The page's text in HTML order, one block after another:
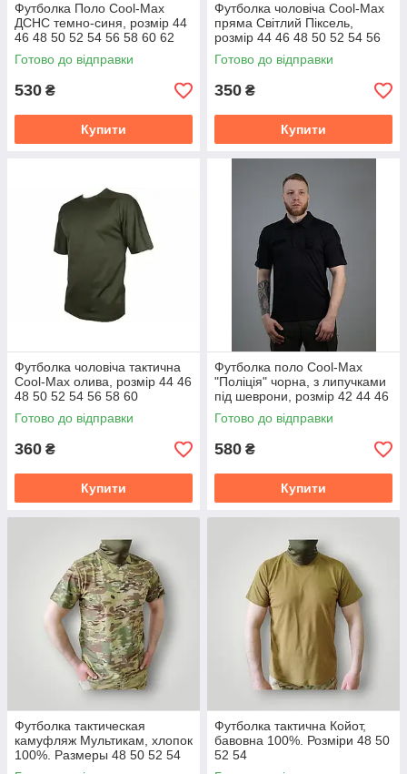
Футболка Поло Cool-Max
ДСНС темно-синя, розмір 44
46 48 50 52 54 56 58 60 62
Готово до відправки
530 ₴
Купити
Футболка чоловіча Cool-Max
пряма Світлий Піксель,
розмір 44 46 48 50 52 54 56
58 60
Готово до відправки
350 ₴
Купити
Футболка чоловіча тактична
Cool-Max олива, розмір 44 46
48 50 52 54 56 58 60
Готово до відправки
360 ₴
Купити
Футболка поло Cool-Max
"Поліція" чорна, з липучками
під шеврони, розмір 42 44 46
48 50 52 54 56 58 60 62
Готово до відправки
580 ₴
Купити
Футболка тактическая
камуфляж Мультикам, хлопок
100%. Размеры 48 50 52 54
Футболка тактична Койот,
бавовна 100%. Розміри 48 50
52 54